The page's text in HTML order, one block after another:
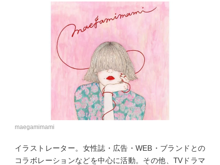
maegamimami
イラストレーター。女性誌・広告・WEB・ブランドとの
コラボレーションなどを中心に活動。その他、TVドラマ